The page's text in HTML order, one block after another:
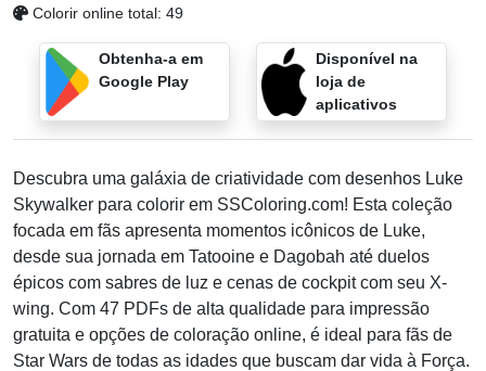
Colorir online total: 49
Obtenha-a em
Google Play
Disponível na
loja de
aplicativos
Descubra uma galáxia de criatividade com desenhos Luke
Skywalker para colorir em SSColoring.com! Esta coleção
focada em fãs apresenta momentos icônicos de Luke,
desde sua jornada em Tatooine e Dagobah até duelos
épicos com sabres de luz e cenas de cockpit com seu X-
wing. Com 47 PDFs de alta qualidade para impressão
gratuita e opções de coloração online, é ideal para fãs de
Star Wars de todas as idades que buscam dar vida à Força.